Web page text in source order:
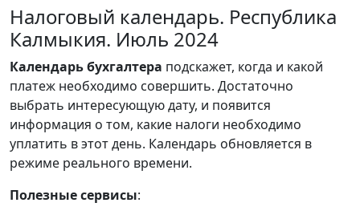
Налоговый календарь. Республика
Калмыкия. Июль 2024
Календарьбухгалтера подскажет, когда и какой
платеж необходимо совершить. Достаточно
выбрать интересующую дату, и появится
информация о том, какие налоги необходимо
уплатить в этот день. Календарь обновляется в
режиме реального времени.
Полезные сервисы: